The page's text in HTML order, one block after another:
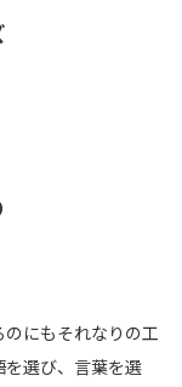
にもそれなりの工
選び、言葉を選